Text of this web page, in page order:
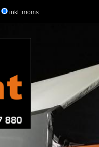
inkl. moms.